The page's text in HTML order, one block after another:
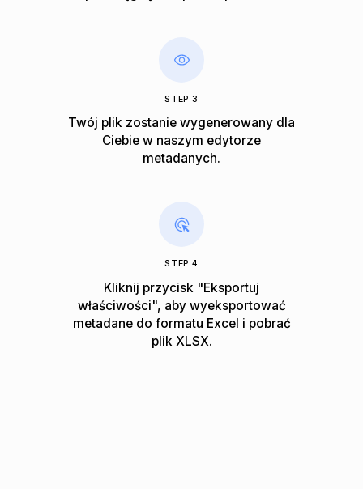
STEP 3
Twój plik zostanie wygenerowany dla
Ciebie w naszym edytorze
metadanych.
STEP 4
Kliknij przycisk "Eksportuj
właściwości", aby wyeksportować
metadane do formatu Excel i pobrać
plik XLSX.